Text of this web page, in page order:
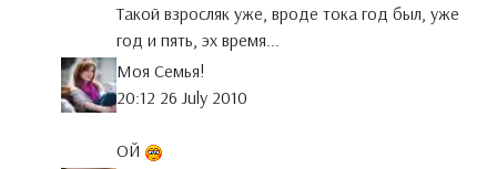
Такой взросляк уже, вроде тока год был, уже
год и пять, эх время...
Моя Семья!
20:12 26 July 2010
ОЙ